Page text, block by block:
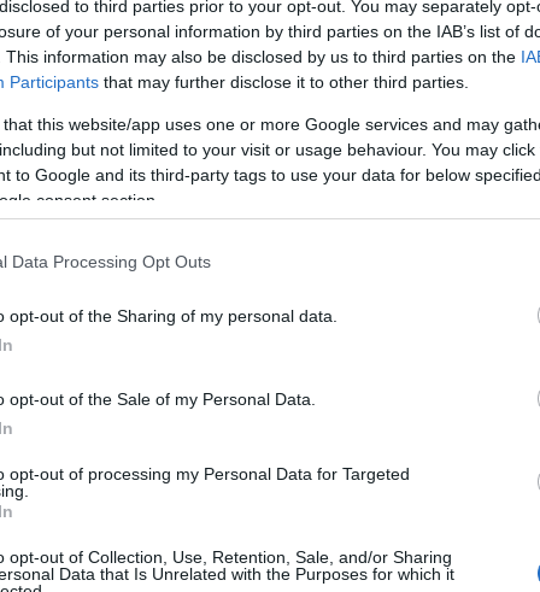
to third parties prior to your opt-out. You may separately
of your personal information by third parties on the IAB’s list of
This information may also be disclosed by us to third parties on the
Participants that may further disclose it to other third parties.
that this website/app uses one or more Google services and may
but not limited to your visit or usage behaviour. You may
to Google and its third-party tags to use your data for below
consent section.
Data Processing Opt Outs
opt-out of the Sharing of my personal data.
opt-out of the Sale of my Personal Data.
opt-out of processing my Personal Data for Targeted
opt-out of Collection, Use, Retention, Sale, and/or Sharing
Data that Is Unrelated with the Purposes for which it
Maria Antonietta Cossu(467) e infine
invece 4 seggi:
Simonetta Lai
ottiene 367
305 eNino Sanciu264. Gli ultimi tre
Fiorentinodei Riformatori Sardi con 302
Psd’Az eVanni Sanna
che, oltre al candidato Augusto Navone,
Gianluca Corda con 718, Maddalena Corda
la lista Olbia Democratica. Due seggi
(472 voti) e Davide Bacciu (433). Per Alba
Spada con 302 voti mentre per Scelta
5 Stelle entra Maria Teresa
Olbia Paola Altana Tournier (263).